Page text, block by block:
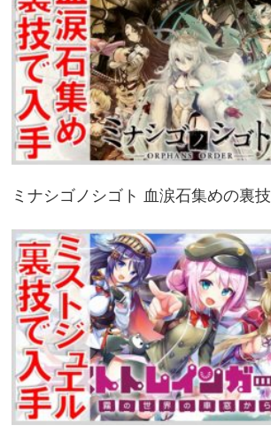
ミナシゴノシゴト 血涙石集めの裏技